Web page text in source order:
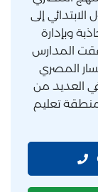
إلى
وبإدارة
المدارس
المصري
العديد من
تعليم